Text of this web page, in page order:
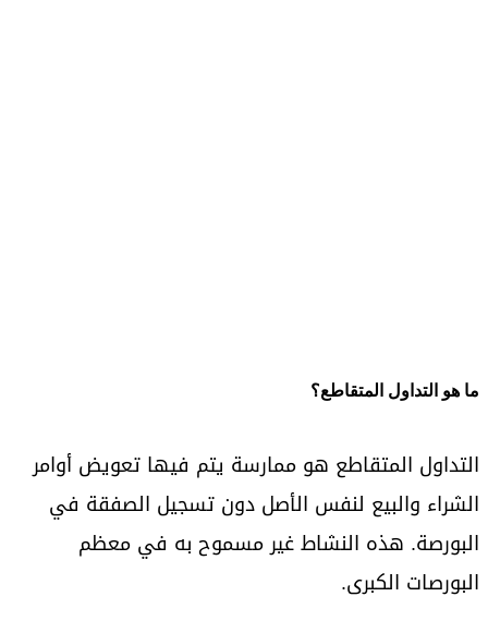
ما هو التداول المتقاطع؟
التداول المتقاطع هو ممارسة يتم فيها تعويض أوامر
الشراء والبيع لنفس الأصل دون تسجيل الصفقة في
البورصة. هذه النشاط غير مسموح به في معظم
البورصات الكبرى.